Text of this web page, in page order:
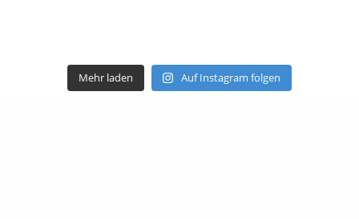
Mehr laden Auf Instagram folgen